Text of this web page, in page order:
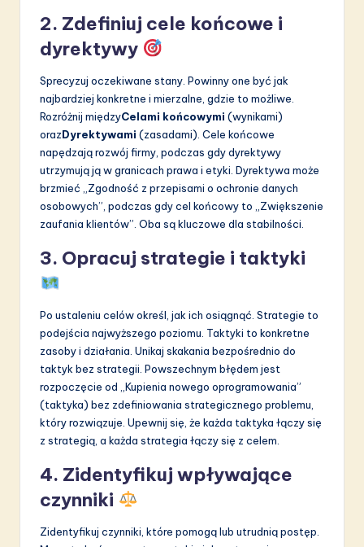
2. Zdefiniuj cele końcowe i
dyrektywy
Sprecyzuj oczekiwane stany. Powinny one być jak
najbardziej konkretne i mierzalne, gdzie to możliwe.
Rozróżnij międzyCelami końcowymi (wynikami)
orazDyrektywami (zasadami). Cele końcowe
napędzają rozwój firmy, podczas gdy dyrektywy
utrzymują ją w granicach prawa i etyki. Dyrektywa może
brzmieć „Zgodność z przepisami o ochronie danych
osobowych”, podczas gdy cel końcowy to „Zwiększenie
zaufania klientów”. Oba są kluczowe dla stabilności.
3. Opracuj strategie i taktyki
Po ustaleniu celów określ, jak ich osiągnąć. Strategie to
podejścia najwyższego poziomu. Taktyki to konkretne
zasoby i działania. Unikaj skakania bezpośrednio do
taktyk bez strategii. Powszechnym błędem jest
rozpoczęcie od „Kupienia nowego oprogramowania”
(taktyka) bez zdefiniowania strategicznego problemu,
który rozwiązuje. Upewnij się, że każda taktyka łączy się
z strategią, a każda strategia łączy się z celem.
4. Zidentyfikuj wpływające
czynniki
Zidentyfikuj czynniki, które pomogą lub utrudnią postęp.